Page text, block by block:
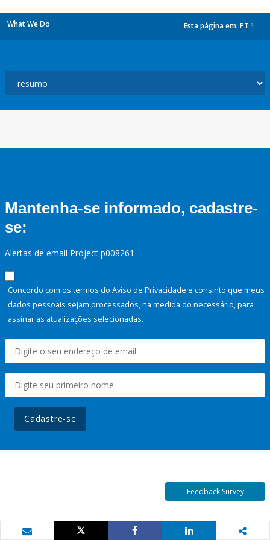
What We Do Esta página em: PT
Mantenha-se informado, cadastre-
se:
Alertas de email Project p008261
Concordo com os termos do Aviso de Privacidade e consinto que meus
dados pessoais sejam processados, na medida do necessário, para
assinar as atualizações selecionadas.
Cadastre-se
Feedback Survey